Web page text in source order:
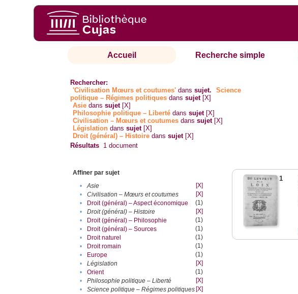
Accueil Recherche simple
Rechercher:
'Civilisation Mœurs et coutumes' danssujet.
Science
politique – Régimes politiques danssujet [X]
Asie danssujet [X]
Philosophie politique – Liberté danssujet [X]
Civilisation – Mœurs et coutumes danssujet [X]
Législation danssujet [X]
Droit (général) – Histoire danssujet [X]
Résultats 1 document
Affiner par sujet
•
Asie
[X]
•
Civilisation – Mœurs et coutumes
[X]
•
Droit (général) – Aspect économique
(1)
•
Droit (général) – Histoire
[X]
•
Droit (général) – Philosophie
(1)
•
Droit (général) – Sources
(1)
•
Droit naturel
(1)
•
Droit romain
(1)
•
Europe
(1)
•
Législation
[X]
•
Orient
(1)
•
Philosophie politique – Liberté
[X]
•
Science politique – Régimes politiques [X]
1